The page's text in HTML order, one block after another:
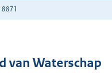
van Waterschap